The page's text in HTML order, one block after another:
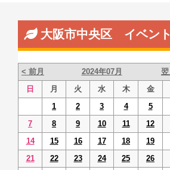
大阪市中央区 イベン
< 前月 2024年07月
日
月 火 水 木 金
1
2 3 4 5
7
8 9 10 11 12
14
15 16 17 18 19
21
22 23 24 25 26